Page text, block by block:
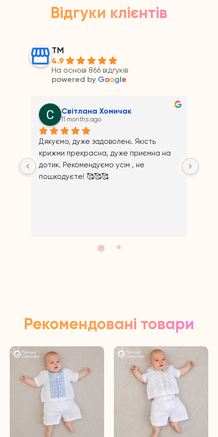
Відгуки клієнтів
ТМ
4.9
На основі 866 відгуків
powered by Google
Якість
приємна на
усім , не
Андрій Прайс
Рекомендовані товари